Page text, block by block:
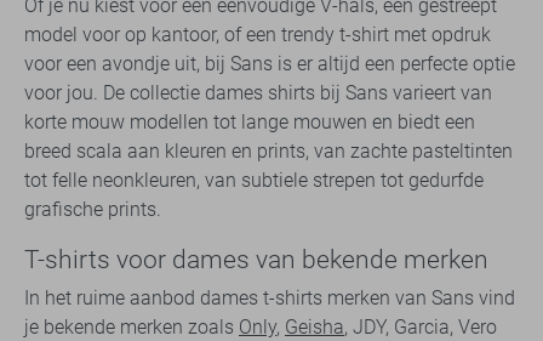
Of je nu kiest voor een eenvoudige V-hals, een gestreept
model voor op kantoor, of een trendy t-shirt met opdruk
voor een avondje uit, bij Sans is er altijd een perfecte optie
voor jou. De collectie dames shirts bij Sans varieert van
korte mouw modellen tot lange mouwen en biedt een
breed scala aan kleuren en prints, van zachte pasteltinten
tot felle neonkleuren, van subtiele strepen tot gedurfde
grafische prints.
T-shirts voor dames van bekende merken
In het ruime aanbod dames t-shirts merken van Sans vind
je bekende merken zoals Only, Geisha, JDY, Garcia, Vero